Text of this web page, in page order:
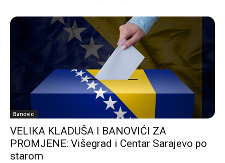
Banovici
VELIKA KLADUŠA I BANOVIĆI ZA
PROMJENE: Višegrad i Centar Sarajevo po
starom